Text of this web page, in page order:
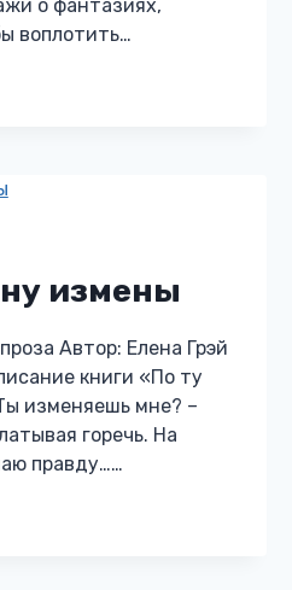
о фантазиях,
воплотить…
измены
Автор: Елена Грэй
книги «По ту
изменяешь мне? –
горечь. На
правду……